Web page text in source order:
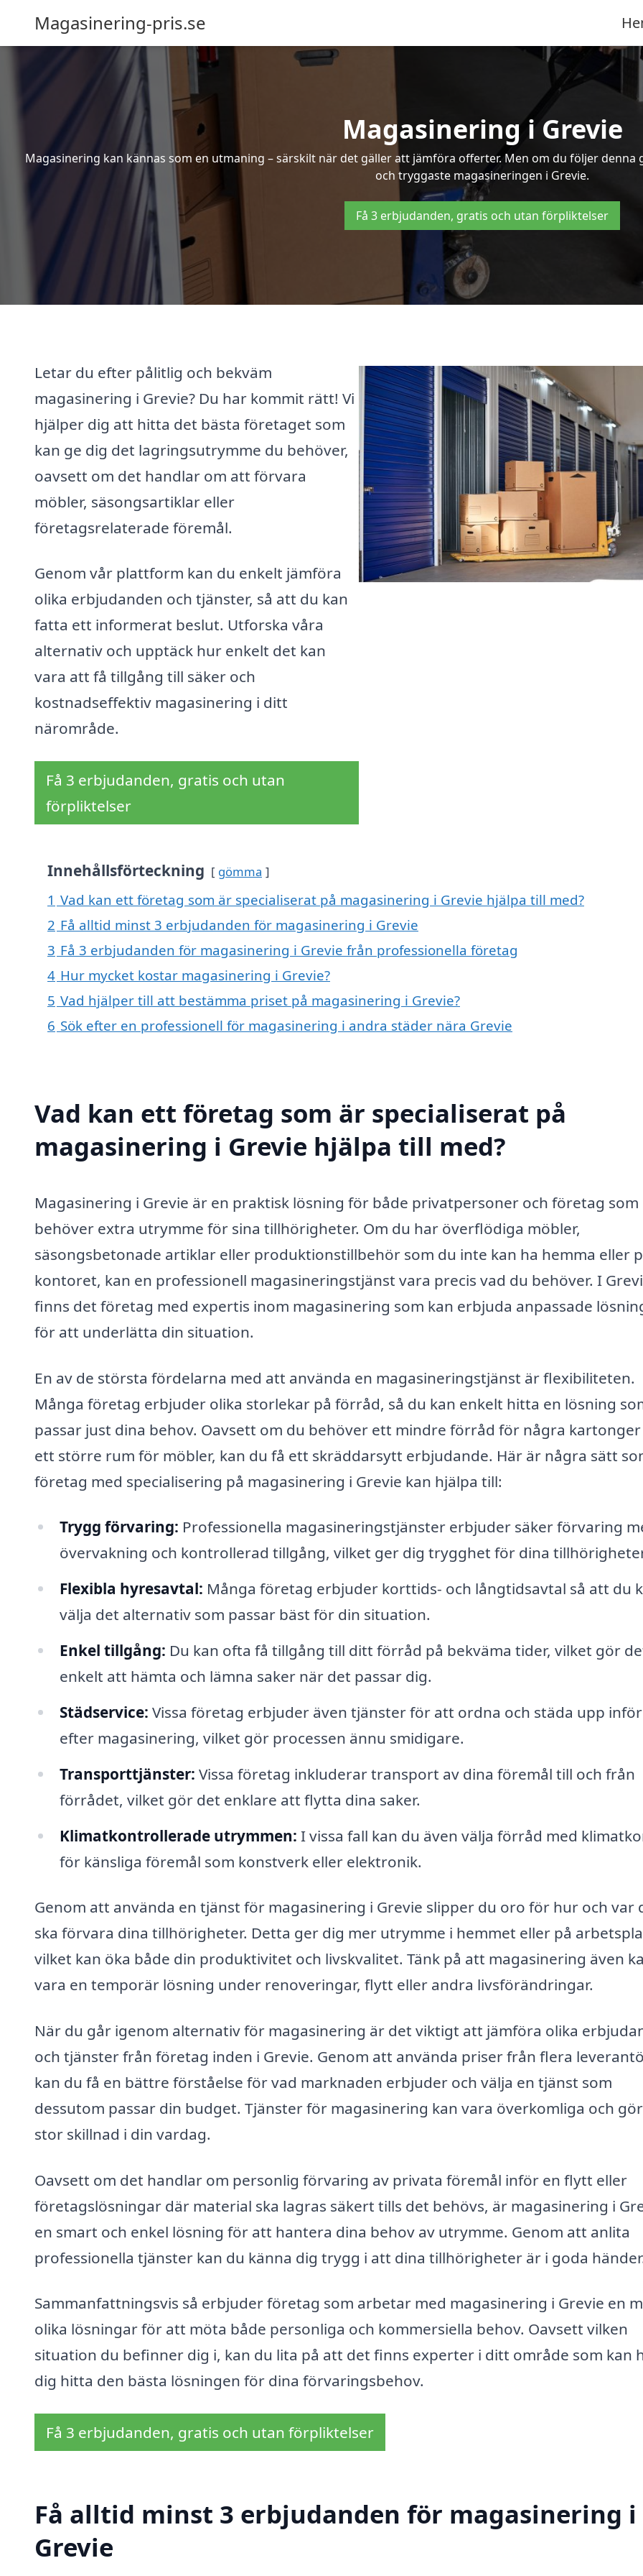
Magasinering-pris.se
Magasinering i Grevie
Magasinering kan kännas som en utmaning – särskilt när det gäller att jämföra offerter. Men om du följer
och tryggaste magasineringen i Grevie.
Få 3 erbjudanden, gratis och utan förpliktelser
Letar du efter pålitlig och bekväm
magasinering i Grevie? Du har kommit rätt! Vi
hjälper dig att hitta det bästa företaget som
kan ge dig det lagringsutrymme du behöver,
oavsett om det handlar om att förvara
möbler, säsongsartiklar eller
företagsrelaterade föremål.
Genom vår plattform kan du enkelt jämföra
olika erbjudanden och tjänster, så att du kan
fatta ett informerat beslut. Utforska våra
alternativ och upptäck hur enkelt det kan
vara att få tillgång till säker och
kostnadseffektiv magasinering i ditt
närområde.
Få 3 erbjudanden, gratis och utan
förpliktelser
Innehållsförteckning gömma
1 Vad kan ett företag som är specialiserat på magasinering i Grevie hjälpa till med?
2 Få alltid minst 3 erbjudanden för magasinering i Grevie
3 Få 3 erbjudanden för magasinering i Grevie från professionella företag
4 Hur mycket kostar magasinering i Grevie?
5 Vad hjälper till att bestämma priset på magasinering i Grevie?
6 Sök efter en professionell för magasinering i andra städer nära Grevie
Vad kan ett företag som är specialiserat på
magasinering i Grevie hjälpa till med?
Magasinering i Grevie är en praktisk lösning för både privatpersoner och företag som
behöver extra utrymme för sina tillhörigheter. Om du har överflödiga möbler,
säsongsbetonade artiklar eller produktionstillbehör som du inte kan ha hemma eller
kontoret, kan en professionell magasineringstjänst vara precis vad du behöver. I
finns det företag med expertis inom magasinering som kan erbjuda anpassade
för att underlätta din situation.
En av de största fördelarna med att använda en magasineringstjänst är flexibiliteten.
Många företag erbjuder olika storlekar på förråd, så du kan enkelt hitta en lösning
passar just dina behov. Oavsett om du behöver ett mindre förråd för några
ett större rum för möbler, kan du få ett skräddarsytt erbjudande. Här är några sätt
företag med specialisering på magasinering i Grevie kan hjälpa till:
Trygg förvaring: Professionella magasineringstjänster erbjuder säker förvaring
övervakning och kontrollerad tillgång, vilket ger dig trygghet för dina
Flexibla hyresavtal: Många företag erbjuder korttids- och långtidsavtal så att du
välja det alternativ som passar bäst för din situation.
Enkel tillgång: Du kan ofta få tillgång till ditt förråd på bekväma tider, vilket gör
enkelt att hämta och lämna saker när det passar dig.
Städservice: Vissa företag erbjuder även tjänster för att ordna och städa upp
efter magasinering, vilket gör processen ännu smidigare.
Transporttjänster: Vissa företag inkluderar transport av dina föremål till och från
förrådet, vilket gör det enklare att flytta dina saker.
Klimatkontrollerade utrymmen: I vissa fall kan du även välja förråd med
för känsliga föremål som konstverk eller elektronik.
Genom att använda en tjänst för magasinering i Grevie slipper du oro för hur och var
ska förvara dina tillhörigheter. Detta ger dig mer utrymme i hemmet eller på
vilket kan öka både din produktivitet och livskvalitet. Tänk på att magasinering även
vara en temporär lösning under renoveringar, flytt eller andra livsförändringar.
När du går igenom alternativ för magasinering är det viktigt att jämföra olika
och tjänster från företag inden i Grevie. Genom att använda priser från flera
kan du få en bättre förståelse för vad marknaden erbjuder och välja en tjänst som
dessutom passar din budget. Tjänster för magasinering kan vara överkomliga och
stor skillnad i din vardag.
Oavsett om det handlar om personlig förvaring av privata föremål inför en flytt eller
företagslösningar där material ska lagras säkert tills det behövs, är magasinering i
en smart och enkel lösning för att hantera dina behov av utrymme. Genom att anlita
professionella tjänster kan du känna dig trygg i att dina tillhörigheter är i goda
Sammanfattningsvis så erbjuder företag som arbetar med magasinering i Grevie en
olika lösningar för att möta både personliga och kommersiella behov. Oavsett vilken
situation du befinner dig i, kan du lita på att det finns experter i ditt område som kan
dig hitta den bästa lösningen för dina förvaringsbehov.
Få 3 erbjudanden, gratis och utan förpliktelser
Få alltid minst 3 erbjudanden för magasinering i
Grevie